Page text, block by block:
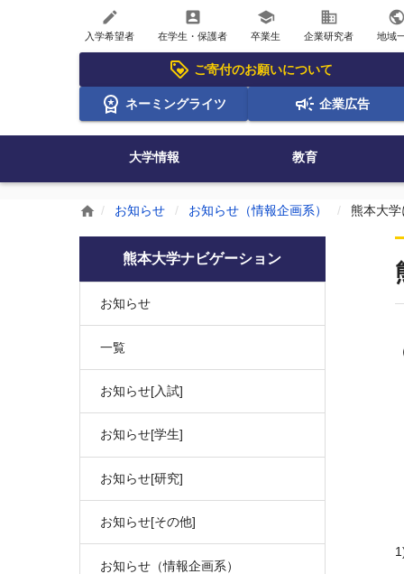
create
入学希望者
account_box
在学生・保護者
school
卒業生
business
企業研究者
public
地域
ご寄付のお願いについて
ネーミングライツ 企業広告
大学情報 教育
home お知らせ お知らせ（情報企画系） 熊本大学
熊本大学ナビゲーション
お知らせ
一覧
お知らせ[入試]
お知らせ[学生]
お知らせ[研究]
お知らせ[その他]
お知らせ（情報企画系）